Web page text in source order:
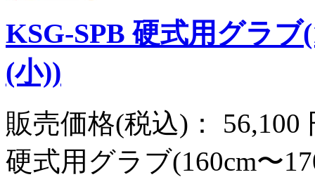
KSG-SPB 硬式用グラブ
(小))
販売価格(税込)： 56,100
硬式用グラブ(160cm〜